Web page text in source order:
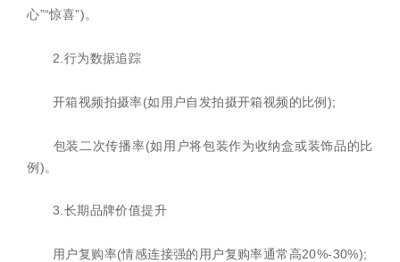
心”“惊喜”)。
2.行为数据追踪
开箱视频拍摄率(如用户自发拍摄开箱视频的比例);
包装二次传播率(如用户将包装作为收纳盒或装饰品的比
例)。
3.长期品牌价值提升
用户复购率(情感连接强的用户复购率通常高20%-30%);